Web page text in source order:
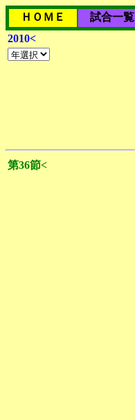
ＨＯＭＥ 試合一覧
2010<
第36節<